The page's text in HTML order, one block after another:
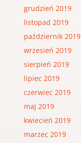
grudzień 2019
listopad 2019
październik 2019
wrzesień 2019
sierpień 2019
lipiec 2019
czerwiec 2019
maj 2019
kwiecień 2019
marzec 2019